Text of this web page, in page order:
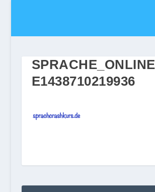
E1438710219936